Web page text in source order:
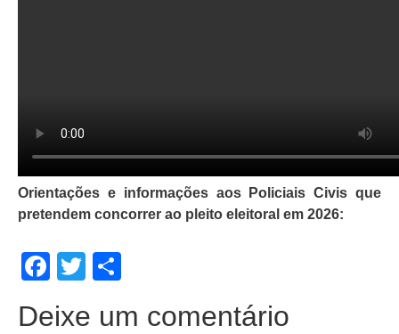
Orientações e informações aos Policiais Civis que
pretendem concorrer ao pleito eleitoral em 2026:
Facebook
Twitter
Deixe um comentário